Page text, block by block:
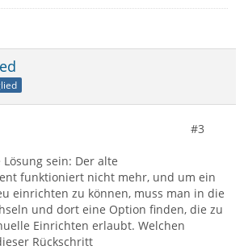
#3
sein: Der alte
funktioniert nicht mehr, und um ein
einrichten zu können, muss man in die
und dort eine Option finden, die zu
Einrichten erlaubt. Welchen
Rückschritt